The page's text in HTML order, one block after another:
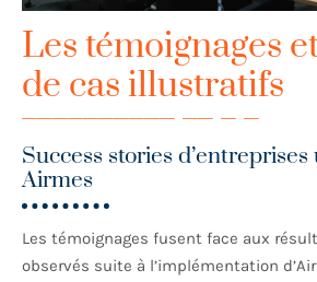
Les témoignages
de cas illustratifs
Success stories
Airmes
Les témoignages fusent face aux
observés suite à l’implémentation